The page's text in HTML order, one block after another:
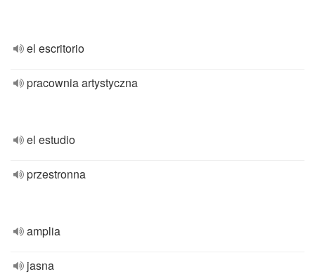
el escritorio
pracownia artystyczna
el estudio
przestronna
amplia
jasna